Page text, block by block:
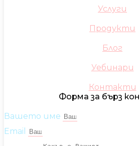
Услуги
Продукти
Блог
Уебинари
Контакти
Форма за бърз
Вашето име
Email